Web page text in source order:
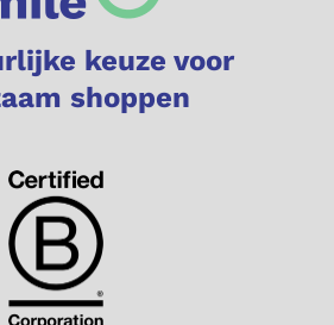
keuze voor
shoppen